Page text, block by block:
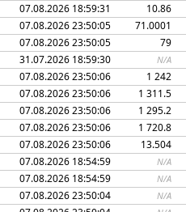
07.08.2026 18:59:31
10.86
07.08.2026 23:50:05
71.0001
07.08.2026 23:50:05
79
31.07.2026 18:59:30 N/A
07.08.2026 23:50:06
1 242
07.08.2026 23:50:06
1 311.5
07.08.2026 23:50:06
1 295.2
07.08.2026 23:50:06
1 720.8
07.08.2026 23:50:06
13.504
07.08.2026 18:54:59 N/A
07.08.2026 18:54:59 N/A
07.08.2026 23:50:04 N/A